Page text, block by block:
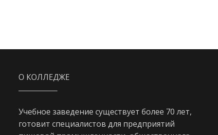
О КОЛЛЕДЖЕ
Учебное заведение существует более 70 лет,
готовит специалистов для предприятий